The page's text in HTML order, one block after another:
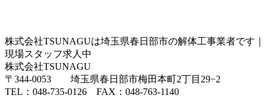
株式会社TSUNAGUは埼玉県春日部市の解体工事業者です｜
現場スタッフ求人中
株式会社TSUNAGU
〒344-0053 埼玉県春日部市梅田本町2丁目29−2
TEL：048-735-0126 FAX：048-763-1140